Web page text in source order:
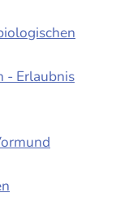
- Erlaubnis